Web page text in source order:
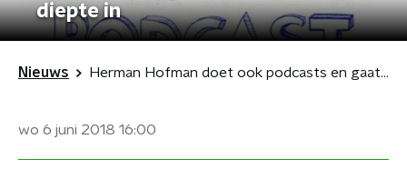
diepte in
Nieuws Herman Hofman doet ook podcasts en gaat meteen de diepte in
wo 6 juni 2018 16:00